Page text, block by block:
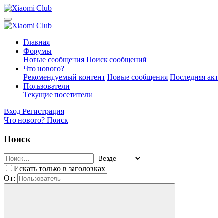
Главная
Форумы
Новые сообщения Поиск сообщений
Что нового?
Рекомендуемый контент Новые сообщения Последняя
Пользователи
Текущие посетители
Вход Регистрация
Что нового? Поиск
Поиск
Искать только в заголовках
От: